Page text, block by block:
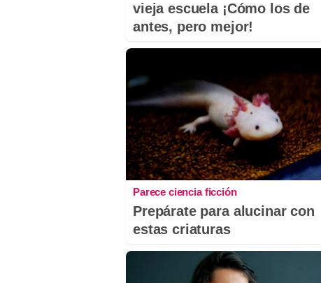
vieja escuela ¡Cómo los de
antes, pero mejor!
Parece ciencia ficción
Prepárate para alucinar con
estas criaturas